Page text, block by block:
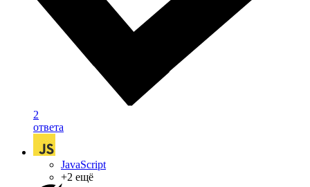
2
ответа
JavaScript
+2 ещё